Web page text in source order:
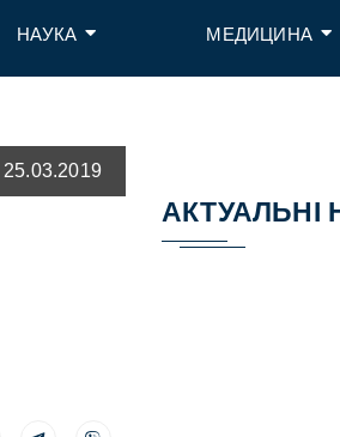
НАУКА МЕДИЦИНА
25.03.2019
АКТУАЛЬНІ